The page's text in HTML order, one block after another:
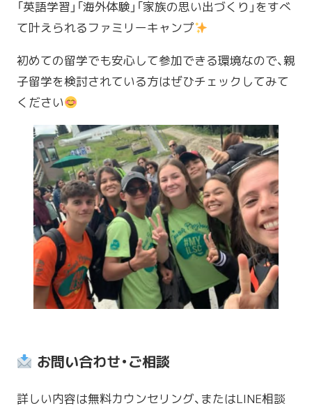
「英語学習」「海外体験」「家族の思い出づくり」をすべ
て叶えられるファミリーキャンプ
初めての留学でも安心して参加できる環境なので、親
子留学を検討されている方はぜひチェックしてみて
ください
お問い合わせ・ご相談
詳しい内容は無料カウンセリング、またはLINE相談